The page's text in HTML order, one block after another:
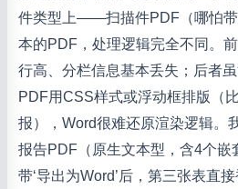
件类型上——扫描件PDF（哪怕带
本的PDF，处理逻辑完全不同。
行高、分栏信息基本丢失；后者
PDF用CSS样式或浮动框排版（
报），Word很难还原渲染逻辑。
报告PDF（原生文本型，含4个嵌
带‘导出为Word’后，第三张表直